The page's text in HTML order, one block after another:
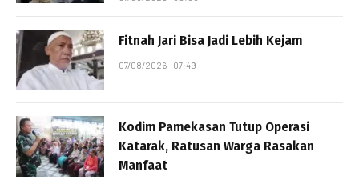
Fitnah Jari Bisa Jadi Lebih Kejam
07/08/2026 - 07:49
Kodim Pamekasan Tutup Operasi
Katarak, Ratusan Warga Rasakan
Manfaat